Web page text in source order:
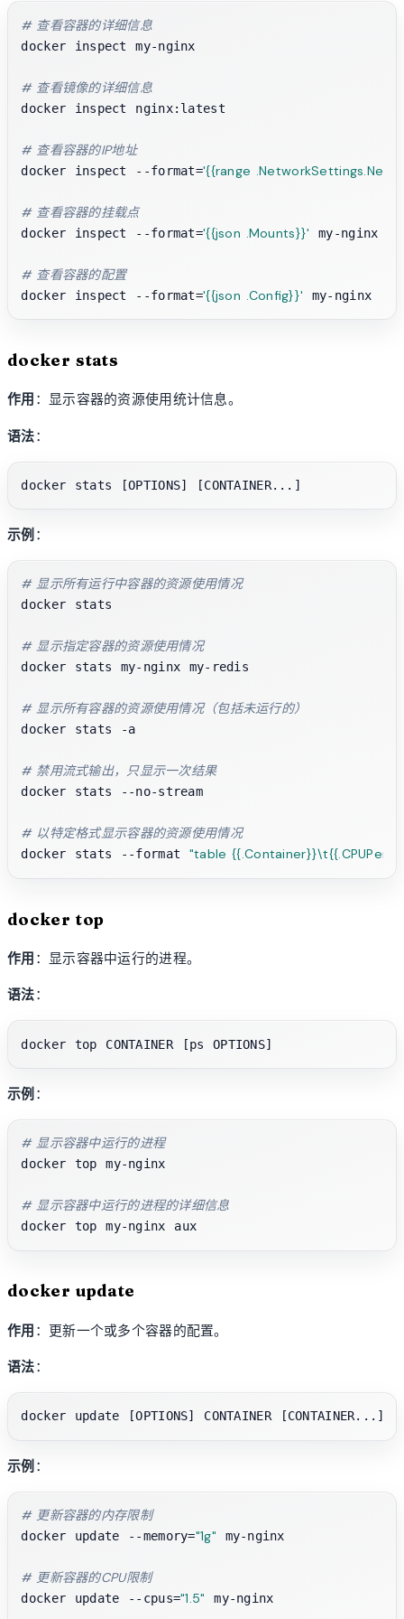
# 查看容器的详细信息
docker inspect my-nginx
# 查看镜像的详细信息
docker inspect nginx:latest
# 查看容器的IP地址
docker inspect --format='{{range
# 查看容器的挂载点
docker inspect --format='{{json .Mounts}}' my-nginx
# 查看容器的配置
docker inspect --format='{{json .Config}}'
docker stats
作用 ：显示容器的资源使用统计信息。
语法：
示例 ：
# 显示所有运行中容器的资源使用情况
docker stats
# 显示指定容器的资源使用情况
docker stats my-nginx my-redis
# 显示所有容器的资源使用情况（包括未运行的）
docker stats -a
# 禁用流式输出，只显示一次结果
docker stats --no-stream
# 以特定格式显示容器的资源使用情况
docker stats --format "table
docker top
作用 ：显示容器中运行的进程。
语法：
示例 ：
# 显示容器中运行的进程
docker top my-nginx
# 显示容器中运行的进程的详细信息
docker update
作用 ：更新一个或多个容器的配置。
语法：
示例 ：
# 更新容器的内存限制
docker update --memory="1g" my-nginx
# 更新容器的CPU限制
docker update --cpus="1.5" my-nginx